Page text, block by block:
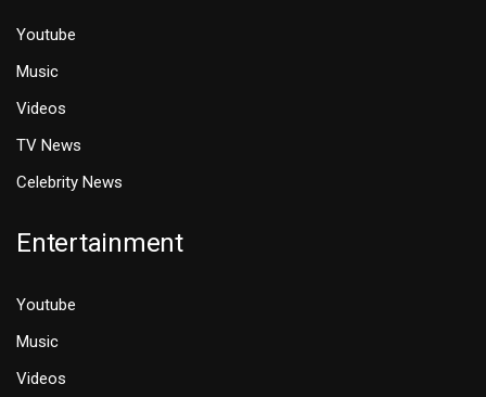
Youtube
Music
Videos
TV News
Celebrity News
Entertainment
Youtube
Music
Videos